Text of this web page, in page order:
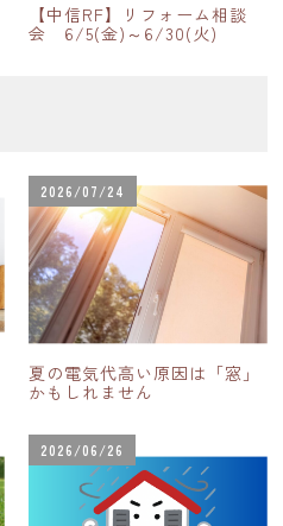
【中信RF】リフォーム相談
会 6/5(金)～6/30(火)
2026/07/24
夏の電気代高い原因は「窓」
かもしれません
2026/06/26